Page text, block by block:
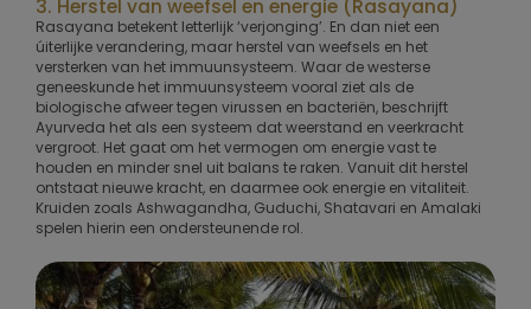
3. Herstel van weefsel en energie (Rasayana)
Rasayana betekent letterlijk ‘verjonging’. En dan niet een
úiterlijke verandering, maar herstel van weefsels en het
versterken van het immuunsysteem. Waar de westerse
geneeskunde het immuunsysteem vooral ziet als de
biologische afweer tegen virussen en bacteriën, beschrijft
Ayurveda het als een systeem dat weerstand en veerkracht
vergroot. Het gaat om het vermogen om energie vast te
houden en minder snel uit balans te raken. Vanuit dit herstel
ontstaat nieuwe kracht, en daarmee ook energie en vitaliteit.
Kruiden zoals Ashwagandha, Guduchi, Shatavari en Amalaki
spelen hierin een ondersteunende rol.